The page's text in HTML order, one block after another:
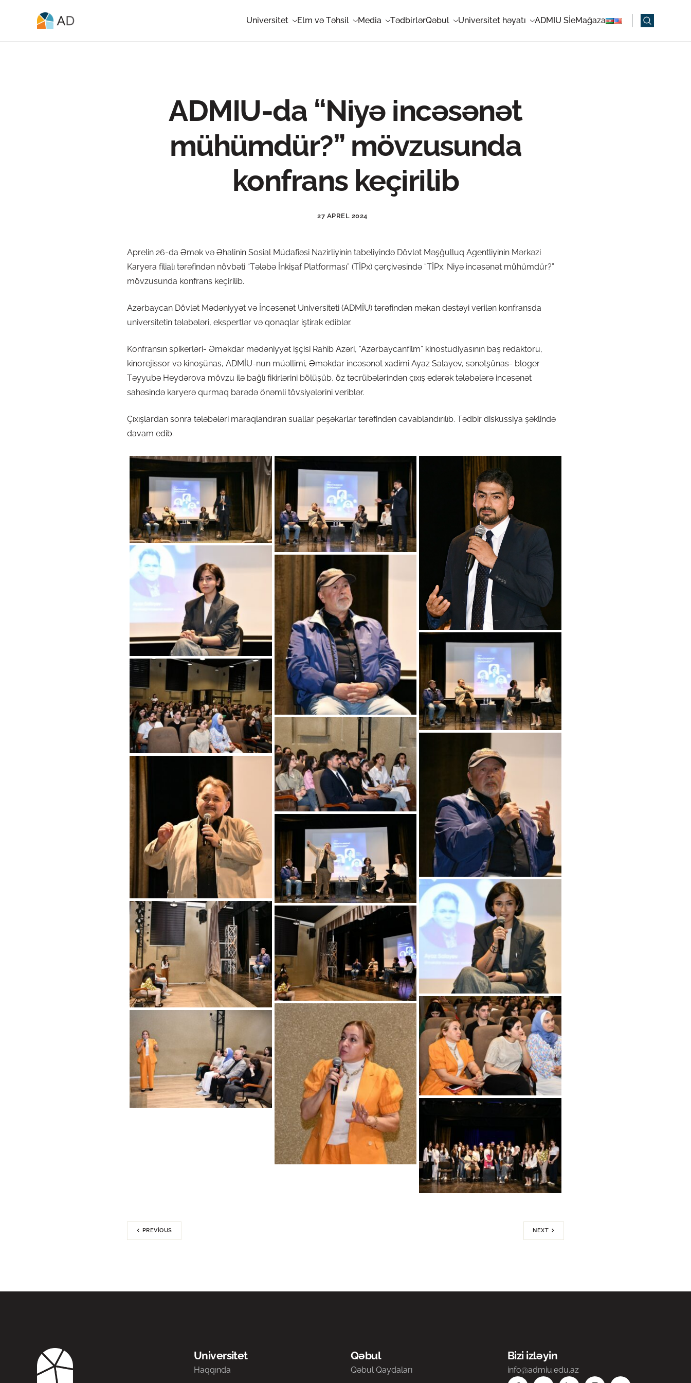
Universitet Elm və Təhsil Media TədbirlərQəbul Universitet həyatı ADMIU SİeMağaza
ADMIU-da “Niyə incəsənət
mühümdür?” mövzusunda
konfrans keçirilib
27 APREL 2024
Aprelin 26-da Əmək və Əhalinin Sosial Müdafiəsi Nazirliyinin tabeliyində Dövlət Məşğulluq Agentliyinin Mərkəzi
Karyera filialı tərəfindən növbəti “Tələbə İnkişaf Platforması” (TİPx) çərçivəsində “TİPx: Niyə incəsənət mühümdür?”
mövzusunda konfrans keçirilib.
Azərbaycan Dövlət Mədəniyyət və İncəsənət Universiteti (ADMİU) tərəfindən məkan dəstəyi verilən konfransda
universitetin tələbələri, ekspertlər və qonaqlar iştirak ediblər.
Konfransın spikerləri- Əməkdar mədəniyyət işçisi Rahib Azəri, “Azərbaycanfilm” kinostudiyasının baş redaktoru,
kinorejissor və kinoşünas, ADMİU-nun müəllimi, Əməkdar incəsənət xadimi Ayaz Salayev, sənətşünas- bloger
Təyyubə Heydərova mövzu ilə bağlı fikirlərini bölüşüb, öz təcrübələrindən çıxış edərək tələbələrə incəsənət
sahəsində karyerə qurmaq barədə önəmli tövsiyələrini veriblər.
Çıxışlardan sonra tələbələri maraqlandıran suallar peşəkarlar tərəfindən cavablandırılıb. Tədbir diskussiya şəklində
davam edib.
PREVIOUS NEXT
Universitet
Haqqında
Qəbul
Qəbul Qaydaları
Bizi izləyin
info@admiu.edu.az